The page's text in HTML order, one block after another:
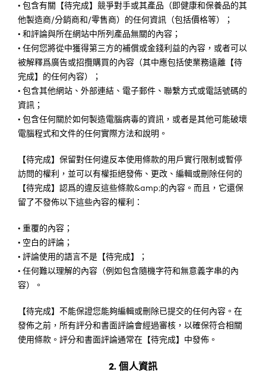
• 包含有關【待完成】競爭對手或其產品（即健康和保養品的其
他製造商/分銷商和/零售商）的任何資訊（包括價格等）；
• 和評論與所在網站中所列產品無關的內容；
• 任何您將從中獲得第三方的補償或金錢利益的內容，或者可以
被解釋爲廣告或招攬購買的內容（其中應包括使業務遠離【待
完成】的任何內容）；
• 包含其他網站、外部連結、電子郵件、聯繫方式或電話號碼的
資訊；
• 包含任何關於如何製造電腦病毒的資訊，或者是其他可能破壞
電腦程式和文件的任何實際方法和說明。
【待完成】保留對任何違反本使用條款的用戶實行限制或暫停
訪問的權利，並可以有權拒絕發佈、更改、編輯或刪除任何的
【待完成】認爲的違反這些條款&amp;的內容。而且，它還保
留了不發佈以下這些內容的權利：
• 重覆的內容；
• 空白的評論；
• 評論使用的語言不是【待完成】；
• 任何難以理解的內容（例如包含隨機字符和無意義字串的內
容）。
【待完成】不能保證您能夠編輯或刪除已提交的任何內容。在
發佈之前，所有評分和書面評論會經過審核，以確保符合相關
使用條款。評分和書面評論通常在【待完成】中發佈。
2. 個人資訊